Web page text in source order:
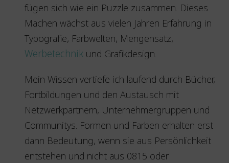
fügen sich wie ein Puzzle zusammen. Dieses
Machen wächst aus vielen Jahren Erfahrung in
Typografie, Farbwelten, Mengensatz,
Werbetechnikund Grafikdesign.
Mein Wissen vertiefe ich laufend durch Bücher,
Fortbildungen und den Austausch mit
Netzwerkpartnern, Unternehmergruppen und
Communitys. Formen und Farben erhalten erst
dann Bedeutung, wenn sie aus Persönlichkeit
entstehen und nicht aus 0815 oder